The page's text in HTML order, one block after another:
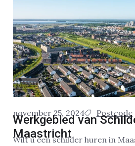
november 25, 2024 Postcode
Werkgebied van
Maastricht
Wilt u een schilder huren in